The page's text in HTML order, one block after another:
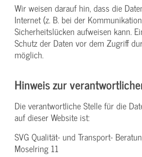
Wir weisen darauf hin, dass die
Internet (z. B. bei der
Sicherheitslücken aufweisen kann.
Schutz der Daten vor dem Zugriff
möglich.
Hinweis zur
Die verantwortliche Stelle für die
auf dieser Website ist:
SVG Qualität- und Transport-
Moselring 11